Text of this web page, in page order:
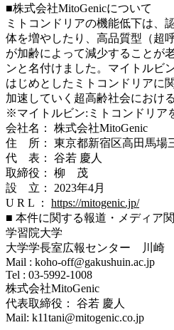
■株式会社MitoGenicについて
ミトコンドリアの機能低下は、
体を増やしたり、高品質型（超
が加齢によって減少することが
ンと名付けました。マイトルビ
はじめとしたミトコンドリアに
加速していく超高齢社会におけ
※マイトルビン:ミトコンドリア
会社名： 株式会社MitoGenic
住 所： 東京都新宿区高田馬場
代 表： 谷若 慶⼈
取締役： 柳 茂
設 立： 2023年4月
U R L ： https://mitogenic.jp/
■ 本件に関する報道・メディア
学習院大学
大学学長室広報センター 川崎
Mail : koho-off@gakushuin.ac.jp
Tel : 03-5992-1008
株式会社MitoGenic
代表取締役： 谷若 慶⼈
Mail: k11tani@mitogenic.co.jp